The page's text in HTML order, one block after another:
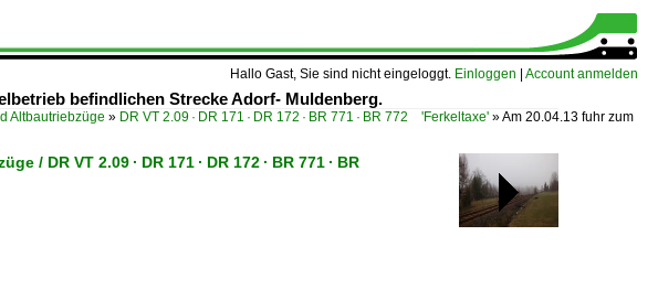
Hallo Gast, Sie sind nicht eingeloggt. Einloggen Account anmelden
befindlichen Strecke Adorf- Muldenberg.
Altbautriebzüge » DR VT 2.09 · DR 171 · DR 172 · BR 771 · BR 772 'Ferkeltaxe' »Am 20.04.13 fuhr zum
/ DR VT 2.09 · DR 171 · DR 172 · BR 771 · BR